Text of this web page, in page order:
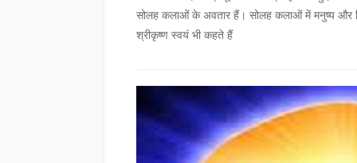
सोलह कलाओं के अवतार हैं। सोलह कलाओं में मनुष्य और
श्रीकृष्ण स्वयं भी कहते हैं